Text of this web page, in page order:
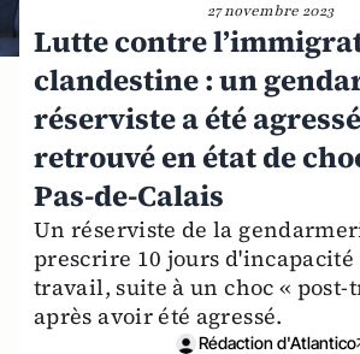
27 novembre 2023
Lutte contre
clandestine : un
réserviste a été
retrouvé en état de
Pas-de-Calais
Un réserviste de la
prescrire 10 jours d'incapacité
travail, suite à un choc « post-
après avoir été agressé.
Rédaction d'Atlantico